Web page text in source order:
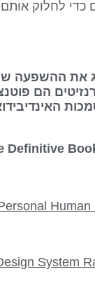
הם
System